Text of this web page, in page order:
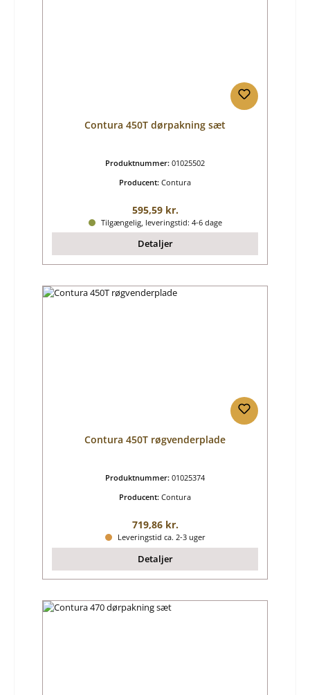
Contura 450T dørpakning sæt
Produktnummer: 01025502
Producent: Contura
Almindelig pris:
595,59 kr.
Tilgængelig, leveringstid: 4-6 dage
Detaljer
Contura 450T røgvenderplade
Produktnummer: 01025374
Producent: Contura
Almindelig pris:
719,86 kr.
Leveringstid ca. 2-3 uger
Detaljer